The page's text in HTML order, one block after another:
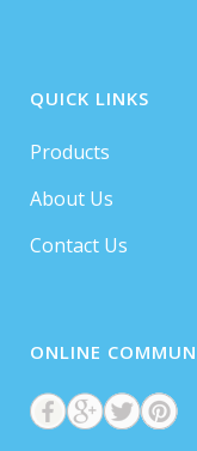
QUICK LINKS
Products
About Us
Contact Us
ONLINE